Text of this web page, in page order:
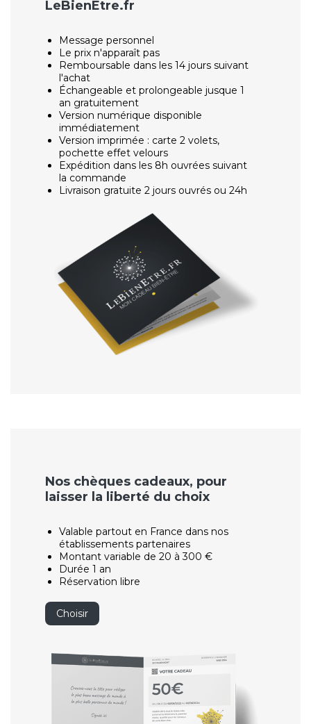
LeBienEtre.fr
Message personnel
Le prix n'apparaît pas
Remboursable dans les 14 jours suivant
l'achat
Échangeable et prolongeable jusque 1
an gratuitement
Version numérique disponible
immédiatement
Version imprimée : carte 2 volets,
pochette effet velours
Expédition dans les 8h ouvrées suivant
la commande
Livraison gratuite 2 jours ouvrés ou 24h
Nos chèques cadeaux, pour
laisser la liberté du choix
Valable partout en France dans nos
établissements partenaires
Montant variable de 20 à 300 €
Durée 1 an
Réservation libre
Choisir